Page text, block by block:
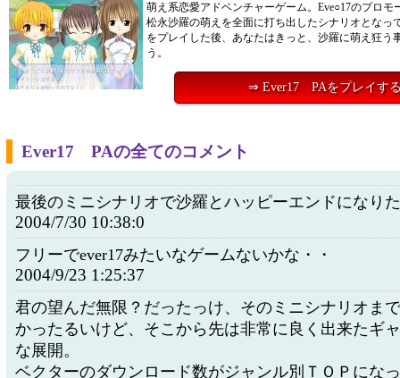
萌え系恋愛アドベンチャーゲーム。Eve○17のプロモ
松永沙羅の萌えを全面に打ち出したシナリオとなっ
をプレイした後、あなたはきっと、沙羅に萌え狂う
う。
⇒ Ever17 PAをプレイす
Ever17 PAの全てのコメント
最後のミニシナリオで沙羅とハッピーエンドになり
2004/7/30 10:38:0
フリーでever17みたいなゲームないかな・・
2004/9/23 1:25:37
君の望んだ無限？だったっけ、そのミニシナリオま
かったるいけど、そこから先は非常に良く出来たギ
な展開。
ベクターのダウンロード数がジャンル別ＴＯＰにな